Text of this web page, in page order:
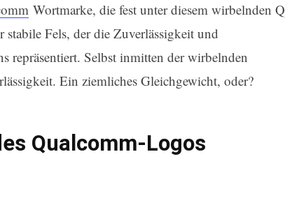
Wortmarke, die fest unter diesem wirbelnden Q
stabile Fels, der die Zuverlässigkeit und
repräsentiert. Selbst inmitten der wirbelnden
Ein ziemliches Gleichgewicht, oder?
Qualcomm-Logos